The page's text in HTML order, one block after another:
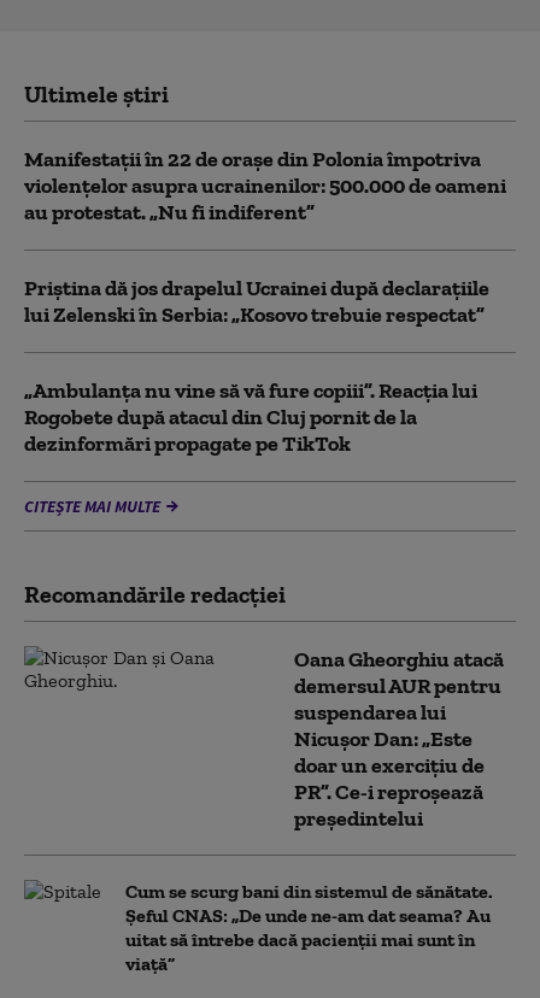
Ultimele știri
Manifestații în 22 de orașe din Polonia împotriva
violențelor asupra ucrainenilor: 500.000 de oameni
au protestat. „Nu fi indiferent”
Priștina dă jos drapelul Ucrainei după declarațiile
lui Zelenski în Serbia: „Kosovo trebuie respectat”
„Ambulanța nu vine să vă fure copiii”. Reacția lui
Rogobete după atacul din Cluj pornit de la
dezinformări propagate pe TikTok
CITEȘTE MAI MULTE
Recomandările redacţiei
Oana Gheorghiu atacă
demersul AUR pentru
suspendarea lui
Nicușor Dan: „Este
doar un exercițiu de
PR”. Ce-i reproșează
președintelui
Cum se scurg bani din sistemul de sănătate.
Șeful CNAS: „De unde ne-am dat seama? Au
uitat să întrebe dacă pacienții mai sunt în
viață”